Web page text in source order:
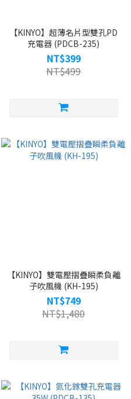
【KINYO】超薄名片型雙孔PD
充電器 (PDCB-235)
NT$399
NT$499
【KINYO】雙電壓摺疊瞬柔負離
子吹風機 (KH-195)
NT$749
NT$1,480